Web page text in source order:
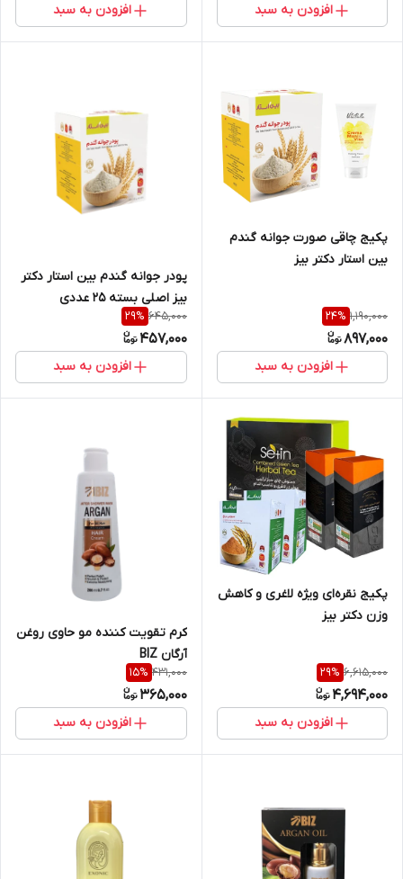
افزودن به سبد افزودن به سبد
پکیج چاقی صورت جوانه گندم
بین استار دکتر بیز
1,190,000
24%
897,000
افزودن به سبد
پودر جوانه گندم بین استار دکتر
بیز اصلی بسته 25 عددی
645,000
29%
457,000
افزودن به سبد
پکیج نقره‌ای ویژه لاغری و کاهش
وزن دکتر بیز
6,615,000
29%
4,694,000
افزودن به سبد
کرم تقویت کننده مو حاوی روغن
آرگان BIZ
431,000
15%
365,000
افزودن به سبد